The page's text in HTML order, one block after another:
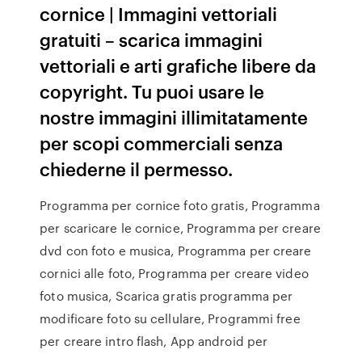
cornice | Immagini vettoriali
gratuiti – scarica immagini
vettoriali e arti grafiche libere da
copyright. Tu puoi usare le
nostre immagini illimitatamente
per scopi commerciali senza
chiederne il permesso.
Programma per cornice foto gratis, Programma
per scaricare le cornice, Programma per creare
dvd con foto e musica, Programma per creare
cornici alle foto, Programma per creare video
foto musica, Scarica gratis programma per
modificare foto su cellulare, Programmi free
per creare intro flash, App android per